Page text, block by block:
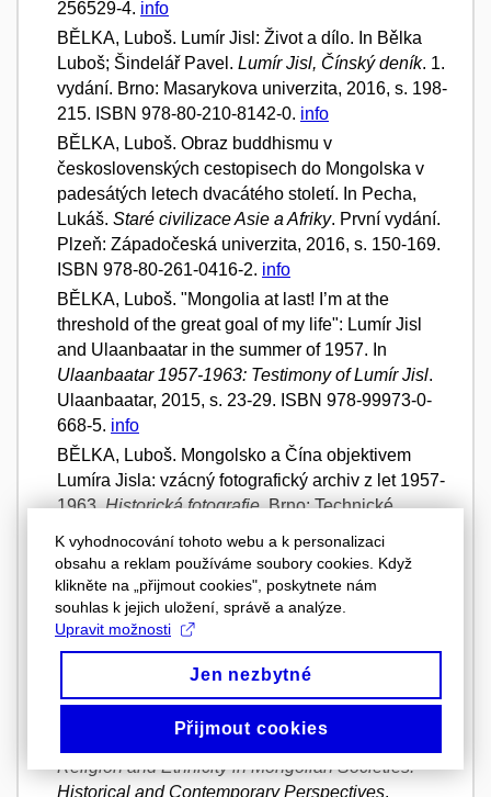
256529-4. info
BĚLKA, Luboš. Lumír Jisl: Život a dílo. In Bělka
Luboš; Šindelář Pavel. Lumír Jisl, Čínský deník. 1.
vydání. Brno: Masarykova univerzita, 2016, s. 198-
215. ISBN 978-80-210-8142-0. info
BĚLKA, Luboš. Obraz buddhismu v
československých cestopisech do Mongolska v
padesátých letech dvacátého století. In Pecha,
Lukáš. Staré civilizace Asie a Afriky. První vydání.
Plzeň: Západočeská univerzita, 2016, s. 150-169.
ISBN 978-80-261-0416-2. info
BĚLKA, Luboš. "Mongolia at last! I’m at the
threshold of the great goal of my life": Lumír Jisl
and Ulaanbaatar in the summer of 1957. In
Ulaanbaatar 1957-1963: Testimony of Lumír Jisl.
Ulaanbaatar, 2015, s. 23-29. ISBN 978-99973-0-
668-5. info
BĚLKA, Luboš. Mongolsko a Čína objektivem
Lumíra Jisla: vzácný fotografický archiv z let 1957-
1963.Historická fotografie. Brno: Technické
399X.
BĚLKA, Luboš.Mandala a dějiny: Bidija D.
Dandaron a burjatský buddhismus. 1. vyd. Brno:
Masarykova univerzita, 2014, 170 s. ISBN 978-80-
Religion and Politics. In Kollmar-Paulenz
Karénina; Reinhardt Seline; Skrynnikova Tatiana.
Religion and Ethnicity in Mongolian Societies:
Historical and Contemporary Perspectives.
K vyhodnocování tohoto webu a k personalizaci
obsahu a reklam používáme soubory cookies. Když
klikněte na „přijmout cookies", poskytnete nám
souhlas k jejich uložení, správě a analýze.
Upravit možnosti
Jen nezbytné
Přijmout cookies